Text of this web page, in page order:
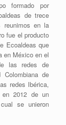
formado por
de trece
reunimos en la
fue el producto
Ecoaldeas que
en México en el
las redes de
de
redes Ibérica,
en 2012 de un
se unieron